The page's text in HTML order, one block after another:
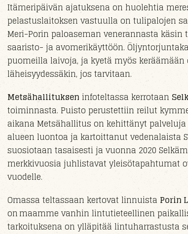
Itämeripäivän ajatuksena on huolehtia
pelastuslaitoksen vastuulla on tulipalojen
Meri-Porin paloaseman venerannasta käsin
saaristo- ja avomerikäyttöön.
puomeilla laivoja, ja kyetä myös
läheisyydessäkin, jos tarvitaan.
Metsähallituksen infoteltassa kerrotaan
toiminnasta. Puisto perustettiin reilut
aikana Metsähallitus on kehittänyt
alueen luontoa ja kartoittanut vedenalaista
suosiotaan tasaisesti ja vuonna 2020
merkkivuosia juhlistavat yleisötapahtumat
vuodelle.
Omassa teltassaan kertovat linnuista Porin
on maamme vanhin lintutieteellinen
tarkoituksena on ylläpitää lintuharrastusta